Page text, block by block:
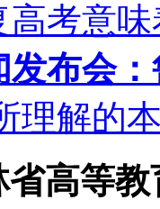
高考意
发布会
理解的
高等